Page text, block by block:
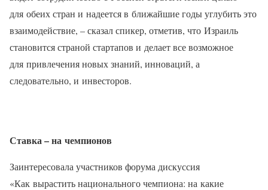
для обеих стран и надеется в ближайшие годы углубить это
взаимодействие, – сказал спикер, отметив, что Израиль
становится страной стартапов и делает все возможное
для привлечения новых знаний, инноваций, а
следовательно, и инвесторов.
Ставка – на чемпионов
Заинтересовала участников форума дискуссия
«Как вырастить национального чемпиона: на какие